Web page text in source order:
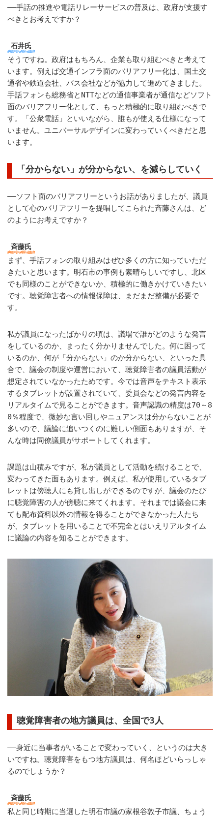
――手話の推進や電話リレーサービスの普及は、政府が支援す
べきとお考えですか？
石井氏
そうですね。政府はもちろん、企業も取り組むべきと考えて
います。例えば交通インフラ面のバリアフリー化は、国土交
通省や鉄道会社、バス会社などが協力して進めてきました。
手話フォンも総務省とNTTなどの通信事業者が通信などソフト
面のバリアフリー化として、もっと積極的に取り組むべきで
す。「公衆電話」といいながら、誰もが使える仕様になって
いません。ユニバーサルデザインに変わっていくべきだと思
います。
「分からない」が分からない、を減らしていく
――ソフト面のバリアフリーというお話がありましたが、議員
として心のバリアフリーを提唱してこられた斉藤さんは、ど
のようにお考えですか？
斉藤氏
まず、手話フォンの取り組みはぜひ多くの方に知っていただ
きたいと思います。明石市の事例も素晴らしいですし、北区
でも同様のことができないか、積極的に働きかけていきたい
です。聴覚障害者への情報保障は、まだまだ整備が必要で
す。
私が議員になったばかりの頃は、議場で誰がどのような発言
をしているのか、まったく分かりませんでした。何に困って
いるのか、何が「分からない」のか分からない、といった具
合で、議会の制度や運営において、聴覚障害者の議員活動が
想定されていなかったためです。今では音声をテキスト表示
するタブレットが設置されていて、委員会などの発言内容を
リアルタイムで見ることができます。音声認識の精度は70～8
0％程度で、微妙な言い回しやニュアンスは分からないことが
多いので、議論に追いつくのに難しい側面もありますが、そ
んな時は同僚議員がサポートしてくれます。
課題は山積みですが、私が議員として活動を続けることで、
変わってきた面もあります。例えば、私が使用しているタブ
レットは傍聴人にも貸し出しができるのですが、議会のたび
に聴覚障害の人が傍聴に来てくれます。それまでは議会に来
ても配布資料以外の情報を得ることができなかった人たち
が、タブレットを用いることで不完全とはいえリアルタイム
に議論の内容を知ることができます。
聴覚障害者の地方議員は、全国で3人
――身近に当事者がいることで変わっていく、というのは大き
いですね。聴覚障害をもつ地方議員は、何名ほどいらっしゃ
るのでしょうか？
斉藤氏
私と同じ時期に当選した明石市議の家根谷敦子市議、ちょう